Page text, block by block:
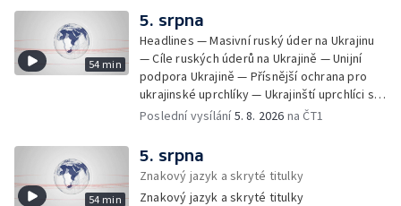
Oscara — Doživotní trest pro Afghánce —
Slevy na jízdném — Aktualizace plánu
adaptace na klimatické změny — Letošní
teplotní rekordy — Škody po nočních
bouřkách na východě Čech — Výhled počasí
na další dny — Sucho dělá problémy
zemědělcům i drobným pěstitelům — Výhled
nehodě z chytrých zařízení — Zbytečné
výjezdy záchranářů — Obtěžující telefonáty
na tísňové linky — Protivzdušná obrana
54 min
5. srpna
Headlines — Masivní ruský úder na Ukrajinu
— Cíle ruských úderů na Ukrajině — Unijní
podpora Ukrajině — Přísnější ochrana pro
ukrajinské uprchlíky — Ukrajinští uprchlíci s
dočasnou ochranou v Česku — Uprchlíci s
Most — Hašení skládky — Srážka nákladního
letadla s dronem v Německu — Vyšetřování
nehody Filipa Turka — Tržby v maloobchodu
— Ústavní soud vyhověl matce ve sporu o
Poslední vysílání5. 8. 2026 na ČT1
54 min
5. srpna
Znakový jazyk a skryté titulky
Znakový jazyk a skryté titulky